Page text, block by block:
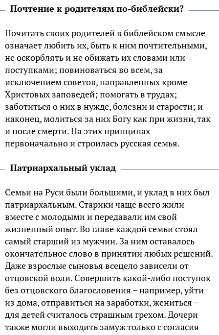
Почтение к родителям по-библейски?
Почитать своих родителей в библейском смысле
означает любить их, быть к ним почтительными,
не оскорблять и не обижать их словами или
поступками; повиноваться во всем, за
исключением советов, направленных кроме
Христовых заповедей; помогать в трудах;
заботиться о них в нужде, болезни и старости; и
наконец, молиться за них Богу как при жизни, так
и после смерти. На этих принципах
первоначально и строилась русская семья.
Патриархальный уклад
Семьи на Руси были большими, и уклад в них был
патриархальным. Старики чаще всего жили
вместе с молодыми и передавали им свой
жизненный опыт. Во главе каждой семьи стоял
самый старший из мужчин. За ним оставалось
окончательное слово в принятии любых решений.
Даже взрослые сыновья всецело зависели от
отцовской воли. Совершить какой-либо поступок
без отцовского благословения – например, уйти
из дома, отправиться на заработки, жениться –
для детей считалось страшным грехом. Дочери
также могли выходить замуж только с согласия